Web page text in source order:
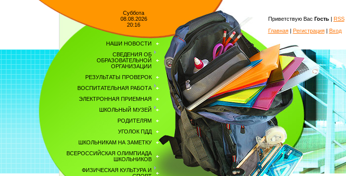
Суббота
08.08.2026
20:16
НАШИ НОВОСТИ
СВЕДЕНИЯ ОБ
ОБРАЗОВАТЕЛЬНОЙ
ОРГАНИЗАЦИИ
РЕЗУЛЬТАТЫ ПРОВЕРОК
ВОСПИТАТЕЛЬНАЯ РАБОТА
ЭЛЕКТРОННАЯ ПРИЕМНАЯ
ШКОЛЬНЫЙ МУЗЕЙ
РОДИТЕЛЯМ
УГОЛОК ПДД
ШКОЛЬНИКАМ НА ЗАМЕТКУ
ВСЕРОССИЙСКАЯ ОЛИМПИАДА
ШКОЛЬНИКОВ
ФИЗИЧЕСКАЯ КУЛЬТУРА И
Приветствую Вас Гость| RSS
Главная| Регистрация| Вход